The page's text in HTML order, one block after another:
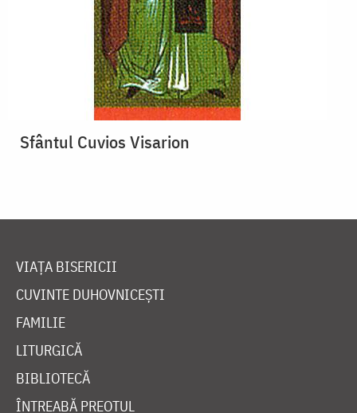
Sfântul Cuvios Visarion
VIAȚA BISERICII
CUVINTE DUHOVNICEȘTI
FAMILIE
LITURGICĂ
BIBLIOTECĂ
ÎNTREABĂ PREOTUL